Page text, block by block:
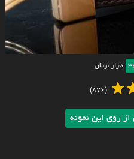
هزار تومان
(876)
روی این نمونه